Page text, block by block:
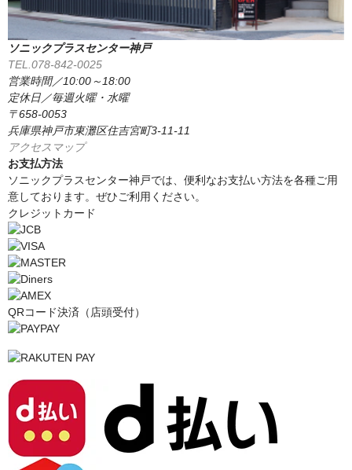
ソニックプラスセンター神戸
TEL.078-842-0025
営業時間／10:00～18:00
定休日／毎週火曜・水曜
〒658-0053
兵庫県神戸市東灘区住吉宮町3-11-11
アクセスマップ
お支払方法
ソニックプラスセンター神戸では、便利なお支払い方法を各種ご用
意しております。ぜひご利用ください。
クレジットカード
QRコード決済（店頭受付）